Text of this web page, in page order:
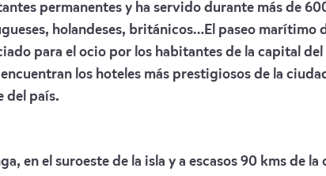
permanentes y ha servido durante más de
holandeses, británicos…El paseo marítimo
para el ocio por los habitantes de la capital
los hoteles más prestigiosos de la
del país.
en el suroeste de la isla y a escasos 90 kms de